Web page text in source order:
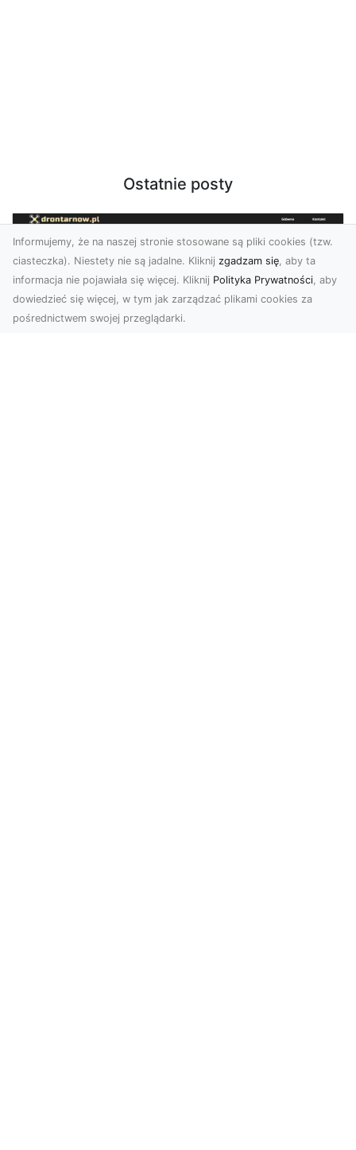
Ostatnie posty
Informujemy, że na naszej stronie stosowane są pliki cookies (tzw.
ciasteczka). Niestety nie są jadalne. Kliknij zgadzam się, aby ta
informacja nie pojawiała się więcej. Kliknij Polityka Prywatności, aby
dowiedzieć się więcej, w tym jak zarządzać plikami cookies za
pośrednictwem swojej przeglądarki.